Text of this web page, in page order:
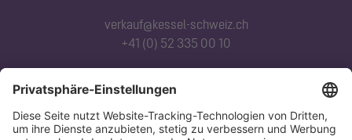
verkauf@kessel-schweiz.ch
+41 (0) 52 335 00 10
Abonnieren Sie unseren Newsletter
Jetzt anmelden